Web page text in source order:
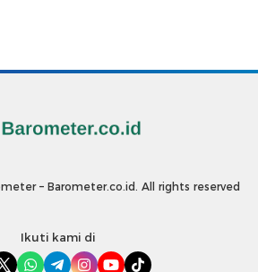
– Barometer.co.id. All rights reserved
Ikuti kami di